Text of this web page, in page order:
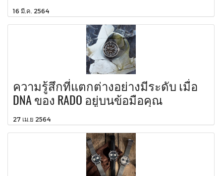
16 มี.ค. 2564
ความรู้สึกที่แตกต่างอย่างมีระดับ เมื่อ
DNA ของ RADO อยู่บนข้อมือคุณ
27 เม.ย 2564